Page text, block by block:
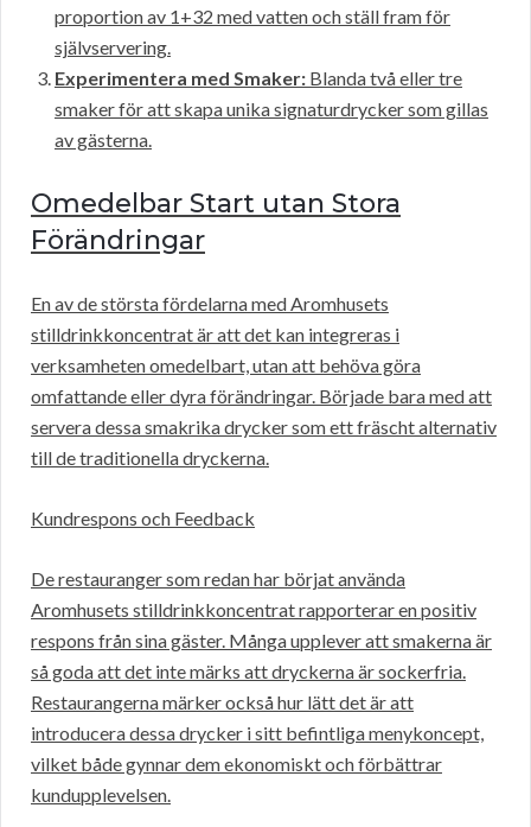
proportion av 1+32 med vatten och ställ fram för
självservering.
Experimentera med Smaker: Blanda två eller tre
smaker för att skapa unika signaturdrycker som gillas
av gästerna.
Omedelbar Start utan Stora
Förändringar
En av de största fördelarna med Aromhusets
stilldrinkkoncentrat är att det kan integreras i
verksamheten omedelbart, utan att behöva göra
omfattande eller dyra förändringar. Började bara med att
servera dessa smakrika drycker som ett fräscht alternativ
till de traditionella dryckerna.
Kundrespons och Feedback
De restauranger som redan har börjat använda
Aromhusets stilldrinkkoncentrat rapporterar en positiv
respons från sina gäster. Många upplever att smakerna är
så goda att det inte märks att dryckerna är sockerfria.
Restaurangerna märker också hur lätt det är att
introducera dessa drycker i sitt befintliga menykoncept,
vilket både gynnar dem ekonomiskt och förbättrar
kundupplevelsen.